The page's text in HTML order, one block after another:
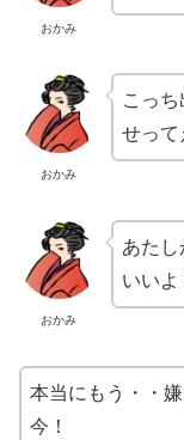
おかみ
おかみ
こっ
せって
おかみ
あた
いいよ
本当にもう・・
今！